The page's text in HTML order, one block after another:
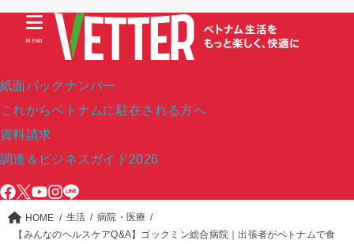
紙面バックナンバー
これからベトナムに駐在される方へ
資料請求
調達＆ビジネスガイド2026
MENU
HOME 生活
病院・医療
【みんなのヘルスケアQ&A】ゴックミン総合病院｜出張者がベトナムで食